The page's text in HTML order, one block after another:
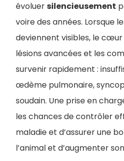
évoluersilencieusement
voire des années. Lorsque
deviennent visibles, le
lésions avancées et les
survenir rapidement :
œdème pulmonaire,
soudain. Une prise en
les chances de contrôler
maladie et d’assurer une
l’animal et d’augmenter